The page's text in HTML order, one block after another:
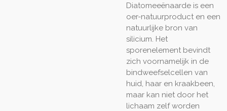
Diatomeeënaarde is een
oer-natuurproduct en een
natuurlijke bron van
silicium. Het
sporenelement bevindt
zich voornamelijk in de
bindweefselcellen van
huid, haar en kraakbeen,
maar kan niet door het
lichaam zelf worden